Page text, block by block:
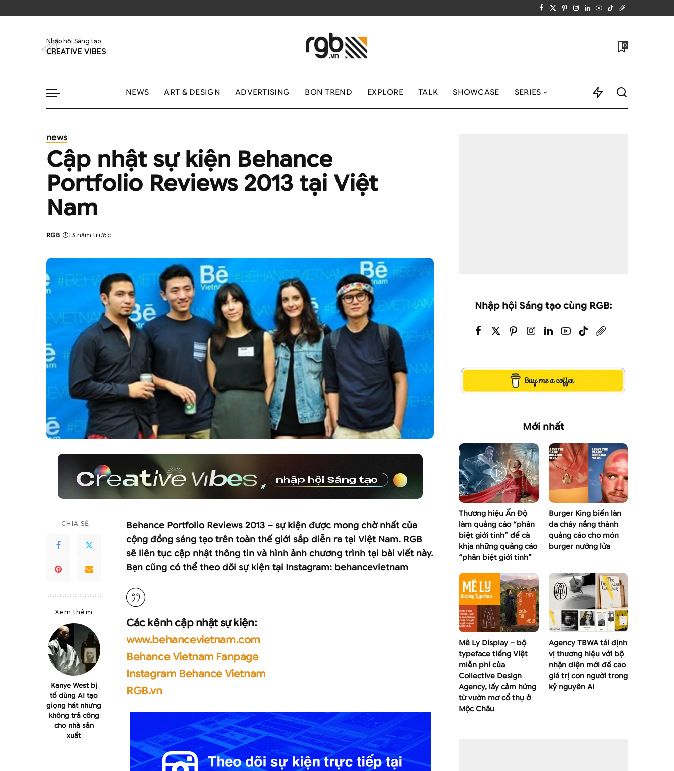
Nhập hội Sáng tạo
CREATIVE VIBES
0
NEWS ART & DESIGN ADVERTISING BON TREND EXPLORE TALK SHOWCASE SERIES
news
Cập nhật sự kiện Behance
Portfolio Reviews 2013 tại Việt
Nam
Posted
RGB 13 năm trước
CHIA SẺ
Xem thêm
Kanye West bị
tố dùng AI tạo
giọng hát nhưng
không trả công
cho nhà sản
xuất
Behance Portfolio Reviews 2013 – sự kiện được mong chờ nhất của
cộng đồng sáng tạo trên toàn thế giới sắp diễn ra tại Việt Nam. RGB
sẽ liên tục cập nhật thông tin và hình ảnh chương trình tại bài viết này.
Bạn cũng có thể theo dõi sự kiện tại Instagram: behancevietnam
Các kênh cập nhật sự kiện:
www.behancevietnam.com
Behance Vietnam Fanpage
Instagram Behance Vietnam
RGB.vn
Nhập hội Sáng tạo cùng RGB:
Mới nhất
Thương hiệu Ấn Độ
làm quảng cáo “phân
biệt giới tính” để cà
khịa những quảng cáo
“phân biệt giới tính”
Burger King biến làn
da cháy nắng thành
quảng cáo cho món
burger nướng lửa
Mê Ly Display – bộ
typeface tiếng Việt
miễn phí của
Collective Design
Agency, lấy cảm hứng
từ vườn mơ cổ thụ ở
Mộc Châu
Agency TBWA tái định
vị thương hiệu với bộ
nhận diện mới đề cao
giá trị con người trong
kỷ nguyên AI